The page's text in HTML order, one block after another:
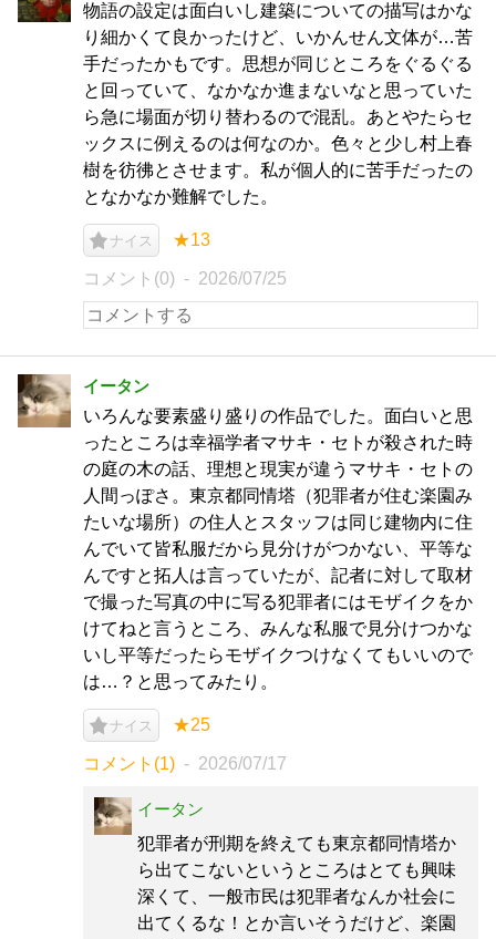
物語の設定は面白いし建築についての描写はかな
り細かくて良かったけど、いかんせん文体が…苦
手だったかもです。思想が同じところをぐるぐる
と回っていて、なかなか進まないなと思っていた
ら急に場面が切り替わるので混乱。あとやたらセ
ックスに例えるのは何なのか。色々と少し村上春
樹を彷彿とさせます。私が個人的に苦手だったの
となかなか難解でした。
ナイス ★13
コメント(0) 2026/07/25
イータン
いろんな要素盛り盛りの作品でした。面白いと思
ったところは幸福学者マサキ・セトが殺された時
の庭の木の話、理想と現実が違うマサキ・セトの
人間っぽさ。東京都同情塔（犯罪者が住む楽園み
たいな場所）の住人とスタッフは同じ建物内に住
んでいて皆私服だから見分けがつかない、平等な
んですと拓人は言っていたが、記者に対して取材
で撮った写真の中に写る犯罪者にはモザイクをか
けてねと言うところ、みんな私服で見分けつかな
いし平等だったらモザイクつけなくてもいいので
は…？と思ってみたり。
ナイス ★25
コメント(1) 2026/07/17
イータン
犯罪者が刑期を終えても東京都同情塔か
ら出てこないというところはとても興味
深くて、一般市民は犯罪者なんか社会に
出てくるな！とか言いそうだけど、楽園